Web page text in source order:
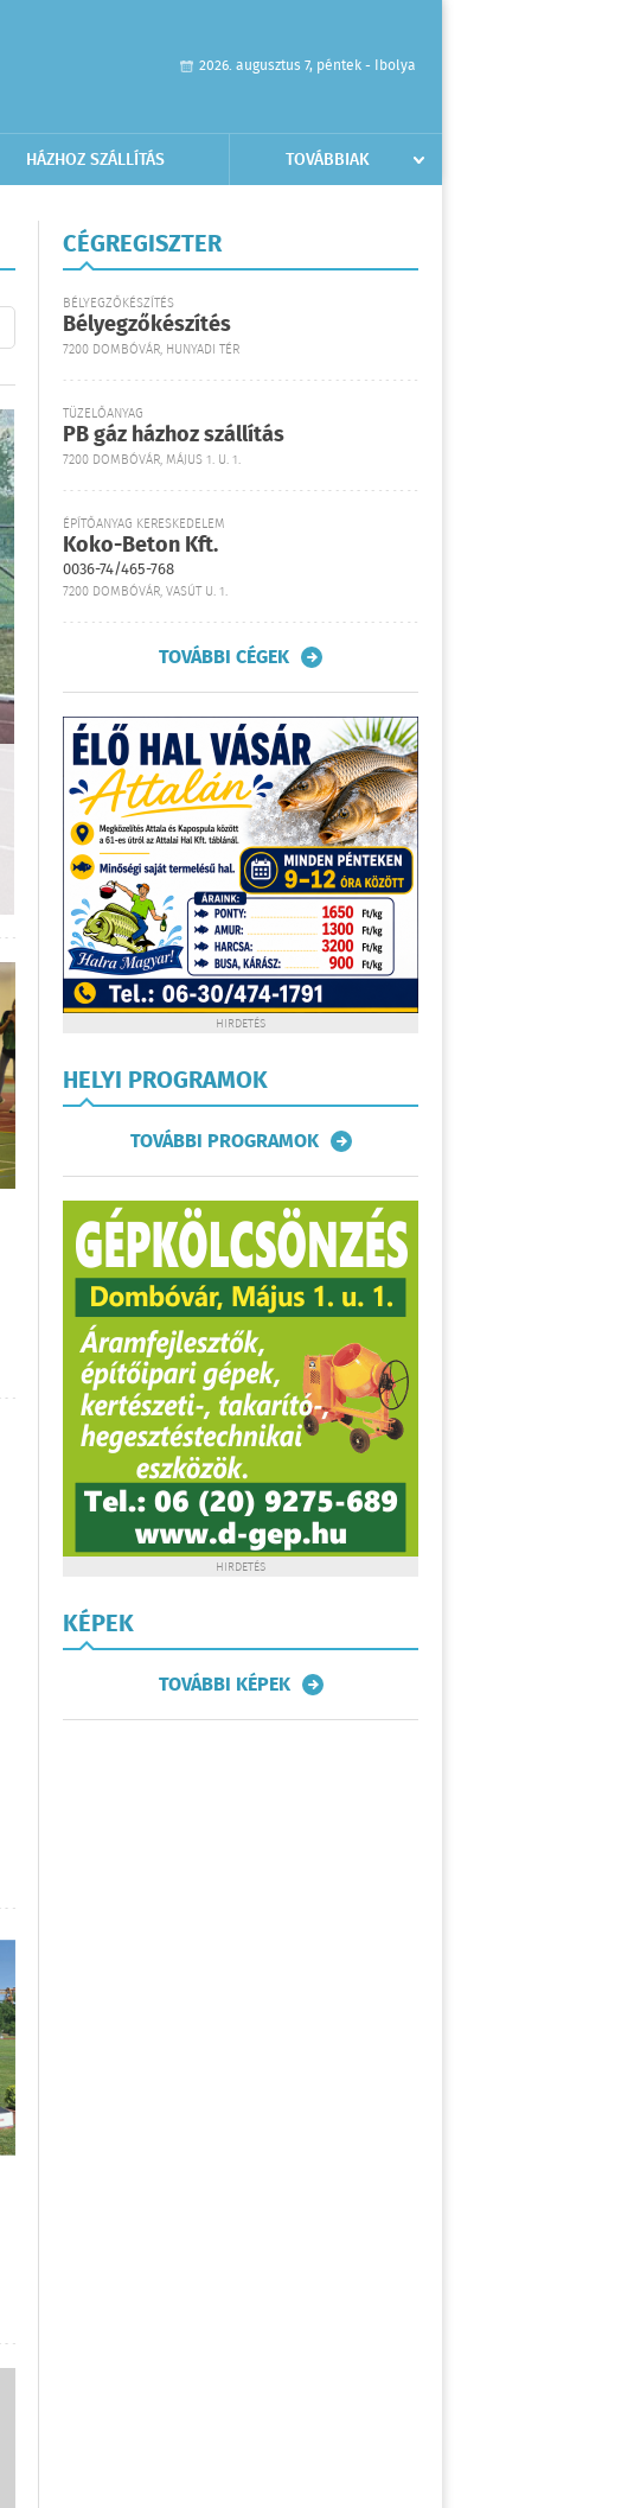
2026. augusztus 7, péntek - Ibolya
HÁZHOZ SZÁLLÍTÁS TOVÁBBIAK
CÉGREGISZTER
BÉLYEGZŐKÉSZÍTÉS
Bélyegzőkészítés
7200 DOMBÓVÁR, HUNYADI TÉR
TÜZELŐANYAG
PB gáz házhoz szállítás
7200 DOMBÓVÁR, MÁJUS 1. U. 1.
ÉPÍTŐANYAG KERESKEDELEM
Koko-Beton Kft.
0036-74/465-768
7200 DOMBÓVÁR, VASÚT U. 1.
TOVÁBBI CÉGEK
HIRDETÉS
HELYI PROGRAMOK
TOVÁBBI PROGRAMOK
HIRDETÉS
KÉPEK
TOVÁBBI KÉPEK